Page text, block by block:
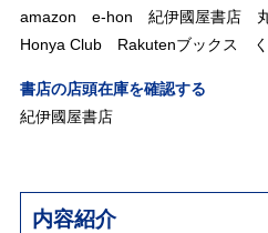
amazon
e-hon 紀伊國屋書店
Honya Club
Rakutenブックス
書店の店頭在庫を確認する
紀伊國屋書店
内容紹介